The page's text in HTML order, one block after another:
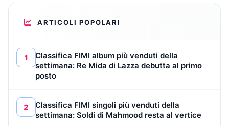
ARTICOLI POPOLARI
1
Classifica FIMI album più venduti della
settimana: Re Mida di Lazza debutta al primo
posto
2
Classifica FIMI singoli più venduti della
settimana: Soldi di Mahmood resta al vertice